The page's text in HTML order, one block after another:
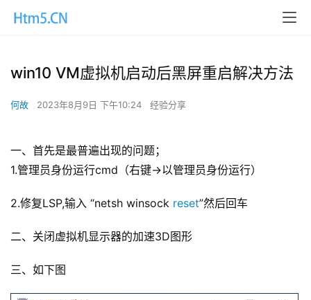
win10 VM虚拟机启动后黑屏重启解决方法
何故 2023年8月9日 下午10:24 经验分享
一、首先是最普遍出现的问题；
1.管理员身份运行cmd（右键->以管理员身份运行）
2.修复LSP,输入 “netsh winsock reset”然后回车
二、关闭虚拟机显示器的加速3D图形
三、如下图